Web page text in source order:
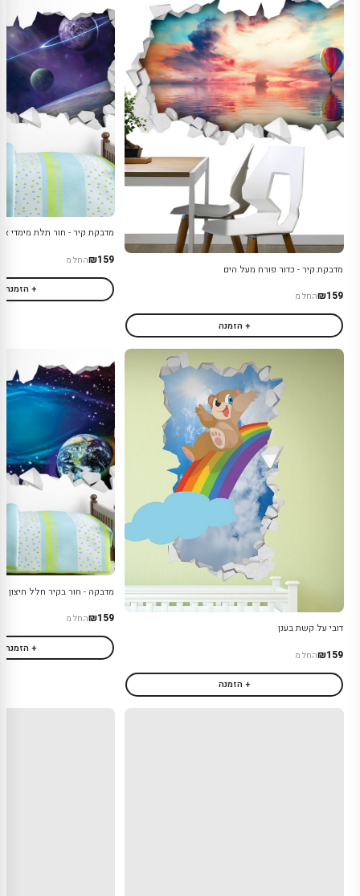
מדבקת קיר - כדור פורח מעל הים
₪159החל מ
+ הזמנה
מדבקת קיר - חור תלת מימדי
₪159החל מ
+ הזמנה
דובי על קשת בענן
₪159החל מ
+ הזמנה
מדבקה - חור בקיר חלל חיצון
₪159החל מ
+ הזמנה